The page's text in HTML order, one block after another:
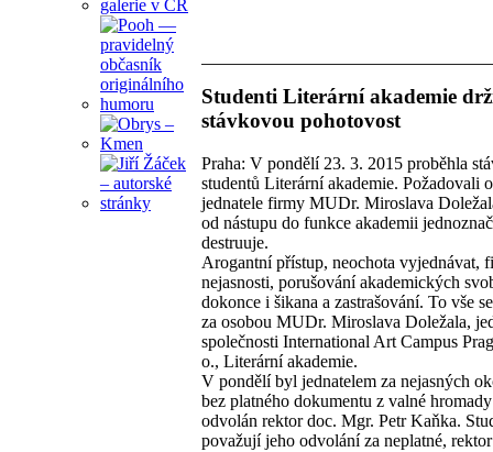
Studenti Literární akademie
stávkovou pohotovost
Praha: V pondělí 23. 3. 2015 proběhla
studentů Literární akademie. Požadovali
jednatele firmy MUDr. Miroslava
od nástupu do funkce akademii
destruuje.
Arogantní přístup, neochota vyjednávat,
nejasnosti, porušování akademických
dokonce i šikana a zastrašování. To vše
za osobou MUDr. Miroslava Doležala,
společnosti International Art Campus
o., Literární akademie.
V pondělí byl jednatelem za nejasných
bez platného dokumentu z valné
odvolán rektor doc. Mgr. Petr Kaňka.
považují jeho odvolání za neplatné,